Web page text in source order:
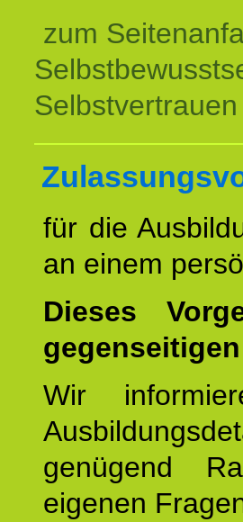
zum
für die
an einem
Dieses
Wir
genügend
eigenen